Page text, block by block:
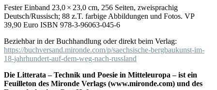
Fester Einband 23,0 × 23,0 cm, 256 Seiten, zweisprachig
Deutsch/Russisch; 88 z.T. farbige Abbildungen und Fotos. VP
39,90 Euro ISBN 978-3-96063-045-6
Beziehbar in der Buchhandlung oder direkt beim Verlag:
https://buchversand.mironde.com/p/saechsische-bergbaukunst-im-
18-jahrhundert-auf-dem-weg-nach-russland
Die Litterata – Technik und Poesie in Mitteleuropa – ist ein
Feuilleton des Mironde Verlags (www.mironde.com) und des